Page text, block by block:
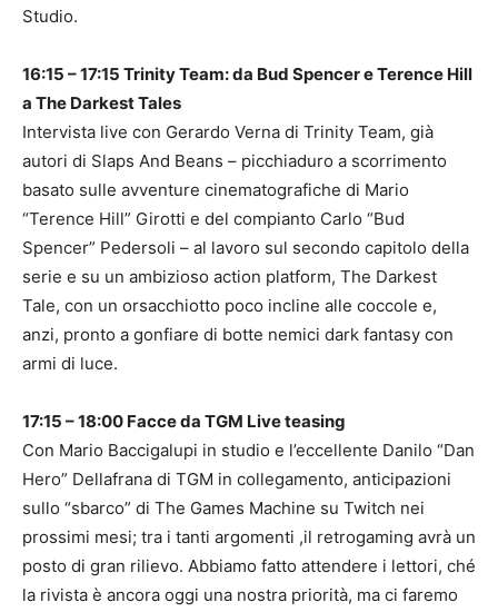
Studio.
16:15 – 17:15 Trinity Team: da Bud Spencer e Terence Hill
a The Darkest Tales
Intervista live con Gerardo Verna di Trinity Team, già
autori di Slaps And Beans – picchiaduro a scorrimento
basato sulle avventure cinematografiche di Mario
“Terence Hill” Girotti e del compianto Carlo “Bud
Spencer” Pedersoli – al lavoro sul secondo capitolo della
serie e su un ambizioso action platform, The Darkest
Tale, con un orsacchiotto poco incline alle coccole e,
anzi, pronto a gonfiare di botte nemici dark fantasy con
armi di luce.
17:15 – 18:00 Facce da TGM Live teasing
Con Mario Baccigalupi in studio e l’eccellente Danilo “Dan
Hero” Dellafrana di TGM in collegamento, anticipazioni
sullo “sbarco” di The Games Machine su Twitch nei
prossimi mesi; tra i tanti argomenti ,il retrogaming avrà un
posto di gran rilievo. Abbiamo fatto attendere i lettori, ché
la rivista è ancora oggi una nostra priorità, ma ci faremo